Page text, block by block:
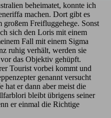
beheimatet, konnte ich
machen. Dort gibt es
Freifluggehege. Sonst
sich den Loris mit einem
Fall mit einem Sigma
ruhig verhält, werden sie
das Objektiv gehüpft.
Tourist vorbei kommt und
genannt versucht
hat er dann aber meist die
bleibt übrigens seiner
er einmal die Richtige